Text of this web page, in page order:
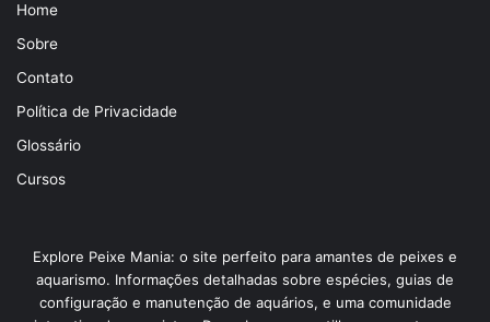
Home
Sobre
Contato
Política de Privacidade
Glossário
Cursos
Explore Peixe Mania: o site perfeito para amantes de peixes e
aquarismo. Informações detalhadas sobre espécies, guias de
configuração e manutenção de aquários, e uma comunidade